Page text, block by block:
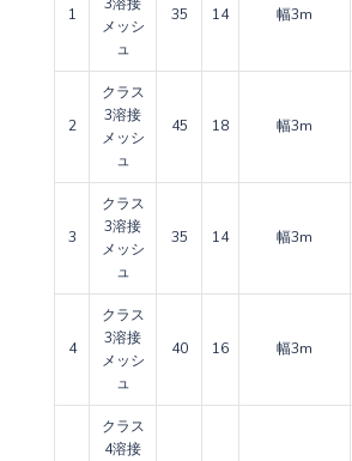
1
メッシ
ュ
35 14 幅3m
2
クラス
3溶接
メッシ
ュ
45 18 幅3m
3
クラス
3溶接
メッシ
ュ
35 14 幅3m
4
クラス
3溶接
メッシ
ュ
40 16 幅3m
クラス
4溶接